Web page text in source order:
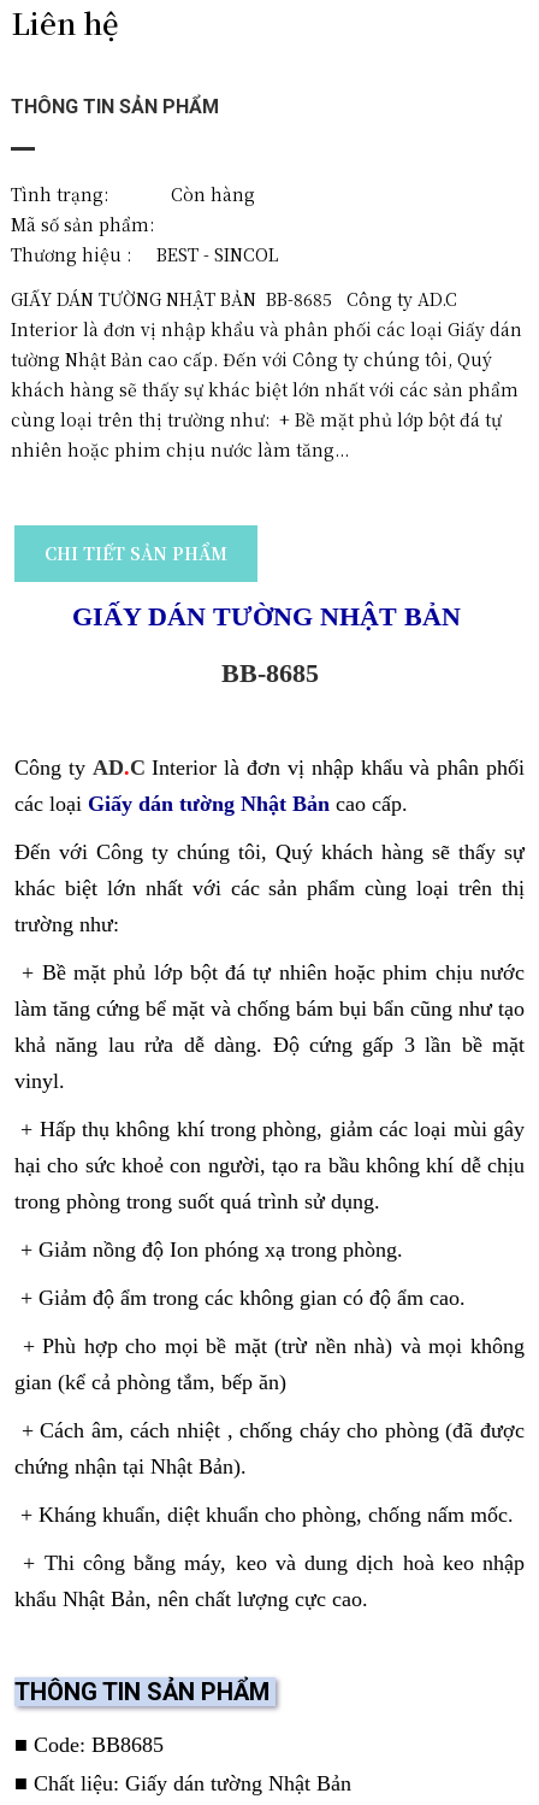
Liên hệ
THÔNG TIN SẢN PHẨM
Tình trạng: Còn hàng
Mã số sản phẩm:
Thương hiệu :
BEST - SINCOL
GIẤY DÁN TƯỜNG NHẬT BẢN BB-8685 Công ty AD.C
Interior là đơn vị nhập khẩu và phân phối các loại Giấy dán
tường Nhật Bản cao cấp. Đến với Công ty chúng tôi, Quý
khách hàng sẽ thấy sự khác biệt lớn nhất với các sản phẩm
cùng loại trên thị trường như: + Bề mặt phủ lớp bột đá tự
nhiên hoặc phim chịu nước làm tăng...
CHI TIẾT SẢN PHẨM
GIẤY DÁN TƯỜNG NHẬT BẢN
BB-8685
Công ty AD.C Interior là đơn vị nhập khẩu và phân phối
các loại Giấy dán tường Nhật Bản cao cấp.
Đến với Công ty chúng tôi, Quý khách hàng sẽ thấy sự
khác biệt lớn nhất với các sản phẩm cùng loại trên thị
trường như:
+ Bề mặt phủ lớp bột đá tự nhiên hoặc phim chịu nước
làm tăng cứng bể mặt và chống bám bụi bẩn cũng như tạo
khả năng lau rửa dễ dàng. Độ cứng gấp 3 lần bề mặt
vinyl.
+ Hấp thụ không khí trong phòng, giảm các loại mùi gây
hại cho sức khoẻ con người, tạo ra bầu không khí dễ chịu
trong phòng trong suốt quá trình sử dụng.
+ Giảm nồng độ Ion phóng xạ trong phòng.
+ Giảm độ ẩm trong các không gian có độ ẩm cao.
+ Phù hợp cho mọi bề mặt (trừ nền nhà) và mọi không
gian (kể cả phòng tắm, bếp ăn)
+ Cách âm, cách nhiệt , chống cháy cho phòng (đã được
chứng nhận tại Nhật Bản).
+ Kháng khuẩn, diệt khuẩn cho phòng, chống nấm mốc.
+ Thi công bằng máy, keo và dung dịch hoà keo nhập
khẩu Nhật Bản, nên chất lượng cực cao.
THÔNG TIN SẢN PHẨM
■ Code: BB8685
■ Chất liệu: Giấy dán tường Nhật Bản